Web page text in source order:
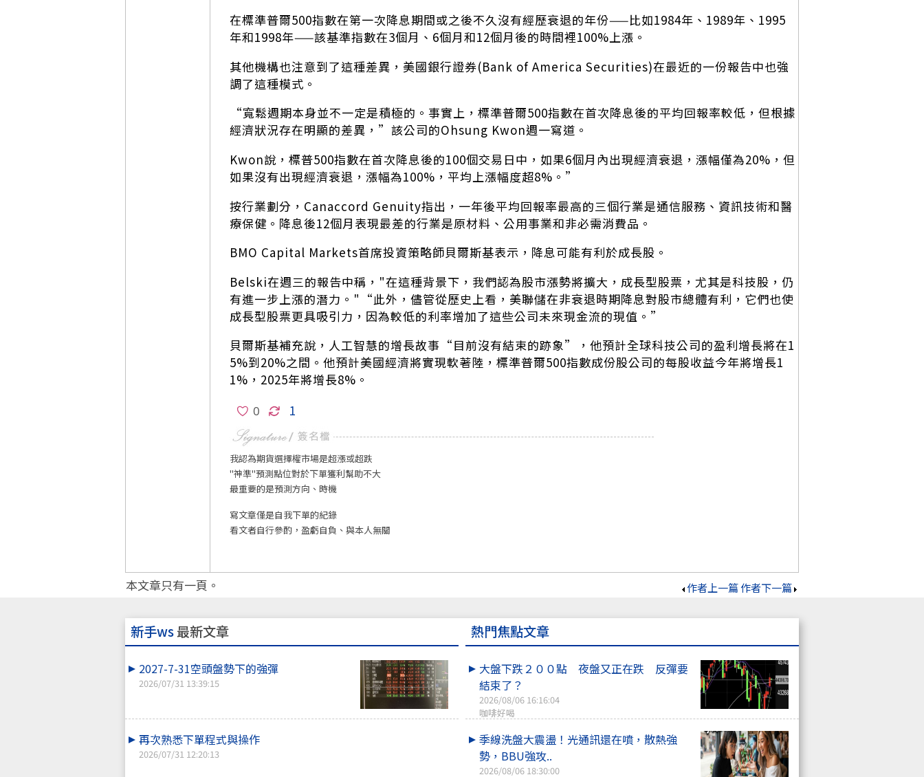
在標準普爾500指數在第一次降息期間或之後不久沒有經歷衰退的年份——比如1984年、1989年、1995
年和1998年——該基準指數在3個月、6個月和12個月後的時間裡100%上漲。
其他機構也注意到了這種差異，美國銀行證券(Bank of America Securities)在最近的一份報告中也強
調了這種模式。
“寬鬆週期本身並不一定是積極的。事實上，標準普爾500指數在首次降息後的平均回報率較低，但根據
經濟狀況存在明顯的差異，”該公司的Ohsung Kwon週一寫道。
Kwon說，標普500指數在首次降息後的100個交易日中，如果6個月內出現經濟衰退，漲幅僅為20%，但
如果沒有出現經濟衰退，漲幅為100%，平均上漲幅度超8%。”
按行業劃分，Canaccord Genuity指出，一年後平均回報率最高的三個行業是通信服務、資訊技術和醫
療保健。降息後12個月表現最差的行業是原材料、公用事業和非必需消費品。
BMO Capital Markets首席投資策略師貝爾斯基表示，降息可能有利於成長股。
Belski在週三的報告中稱，"在這種背景下，我們認為股市漲勢將擴大，成長型股票，尤其是科技股，仍
有進一步上漲的潛力。"“此外，儘管從歷史上看，美聯儲在非衰退時期降息對股市總體有利，它們也使
成長型股票更具吸引力，因為較低的利率增加了這些公司未來現金流的現值。”
貝爾斯基補充說，人工智慧的增長故事“目前沒有結束的跡象”，他預計全球科技公司的盈利增長將在1
5%到20%之間。他預計美國經濟將實現軟著陸，標準普爾500指數成份股公司的每股收益今年將增長1
1%，2025年將增長8%。
1
我認為期貨選擇權市場是超漲或超跌
"神準"預測點位對於下單獲利幫助不大
最重要的是預測方向、時機
寫文章僅是自我下單的紀錄
看文者自行參酌，盈虧自負、與本人無關
本文章只有一頁。 作者上一篇作者下一篇
新手ws最新文章
2027-7-31空頭盤勢下的強彈
2026/07/31 13:39:15
再次熟悉下單程式與操作
2026/07/31 12:20:13
熱門焦點文章
大盤下跌２００點 夜盤又正在跌 反彈要
結束了？
2026/08/06 16:16:04
咖啡好喝
季線洗盤大震盪！光通訊還在噴，散熱強
勢，BBU強攻..
2026/08/06 18:30:00